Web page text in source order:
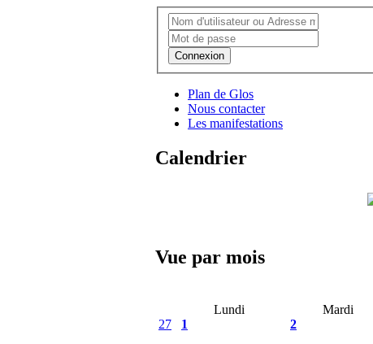
Connexion
Plan de Glos
Nous contacter
Les manifestations
Calendrier
Vue par mois
Lundi
Mardi
27
1 2